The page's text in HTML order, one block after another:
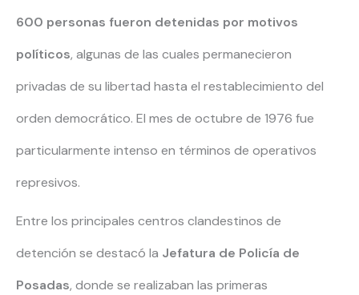
600 personas fueron detenidas por motivos
políticos, algunas de las cuales permanecieron
privadas de su libertad hasta el restablecimiento del
orden democrático. El mes de octubre de 1976 fue
particularmente intenso en términos de operativos
represivos.
Entre los principales centros clandestinos de
detención se destacó la Jefatura de Policía de
Posadas, donde se realizaban las primeras